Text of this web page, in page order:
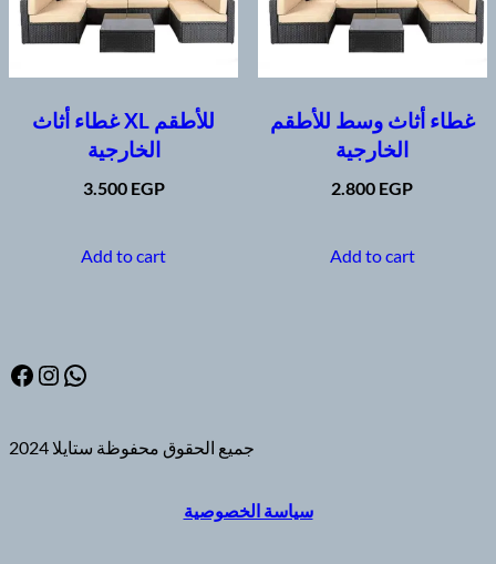
غطاء أثاث XL للأطقم
الخارجية
3.500 EGP
Add to cart
غطاء أثاث وسط للأطقم
الخارجية
2.800 EGP
Add to cart
Facebook
Instagram
WhatsApp
جميع الحقوق محفوظة ستايلا 2024
سياسة الخصوصية